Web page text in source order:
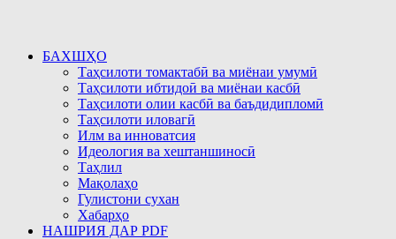
БАХШҲО
Таҳсилоти томактабӣ ва миёнаи умумӣ
Таҳсилоти ибтидоӣ ва миёнаи касбӣ
Таҳсилоти олии касбӣ ва баъдидипломӣ
Таҳсилоти иловагӣ
Илм ва инноватсия
Идеология ва хештаншиносӣ
Таҳлил
Мақолаҳо
Гулистони сухан
Хабарҳо
НАШРИЯ ДАР PDF